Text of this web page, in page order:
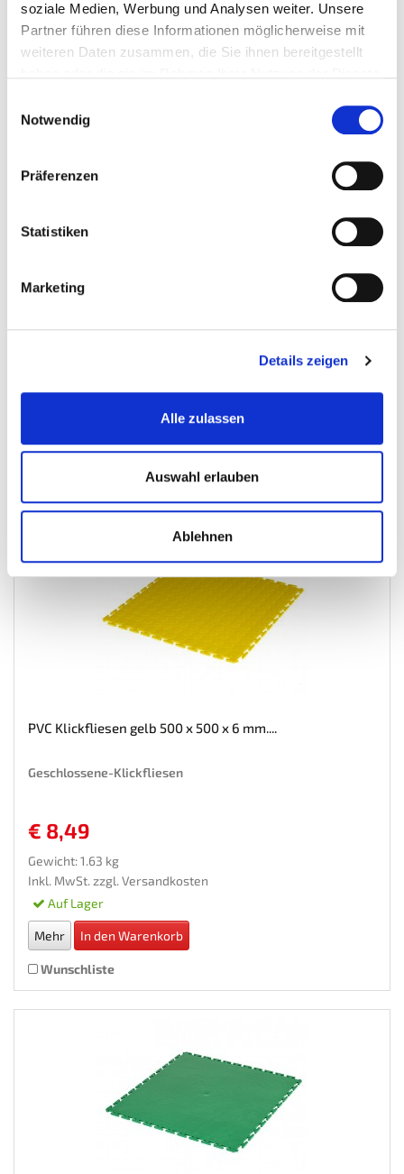
soziale Medien, Werbung und Analysen weiter. Unsere
Partner führen diese Informationen möglicherweise mit
weiteren Daten zusammen, die Sie ihnen bereitgestellt
Notwendig
Präferenzen
Statistiken
Marketing
Details zeigen
Alle zulassen
Auswahl erlauben
Ablehnen
PVC Klickfliesen gelb 500 x 500 x 6 mm....
Geschlossene-Klickfliesen
€ 7,95
Inkl. MwSt. zzgl.Versandkosten
Mehr In den Warenkorb
PVC Klickfliesen gelb 500 x 500 x 6 mm....
Geschlossene-Klickfliesen
€ 8,49
Gewicht: 1.63 kg
Inkl. MwSt. zzgl. Versandkosten
Auf Lager
Mehr In den Warenkorb
Wunschliste